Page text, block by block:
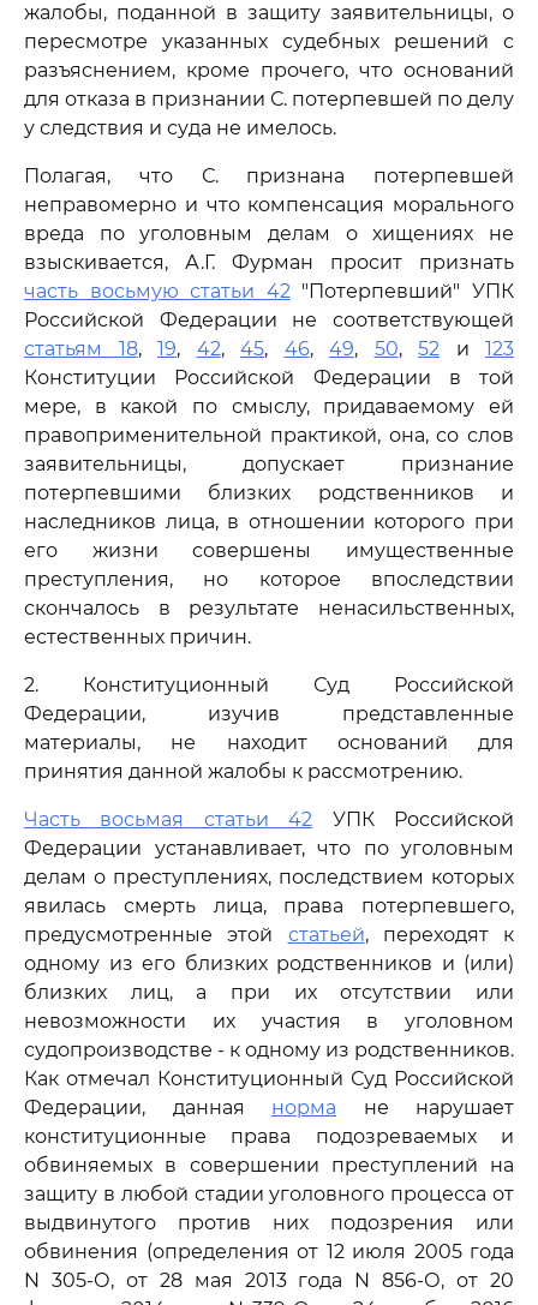
жалобы, поданной в защиту заявительницы, о
пересмотре указанных судебных решений с
разъяснением, кроме прочего, что оснований
для отказа в признании С. потерпевшей по делу
у следствия и суда не имелось.
Полагая, что С. признана потерпевшей
неправомерно и что компенсация морального
вреда по уголовным делам о хищениях не
взыскивается, А.Г. Фурман просит признать
часть восьмую статьи 42"Потерпевший" УПК
Российской Федерации не соответствующей
статьям 18, 19, 42, 45, 46, 49, 50, 52 и 123
Конституции Российской Федерации в той
мере, в какой по смыслу, придаваемому ей
правоприменительной практикой, она, со слов
заявительницы, допускает признание
потерпевшими близких родственников и
наследников лица, в отношении которого при
его жизни совершены имущественные
преступления, но которое впоследствии
скончалось в результате ненасильственных,
естественных причин.
2. Конституционный Суд Российской
Федерации, изучив представленные
материалы, не находит оснований для
принятия данной жалобы к рассмотрению.
Часть восьмая статьи 42 УПК Российской
Федерации устанавливает, что по уголовным
делам о преступлениях, последствием которых
явилась смерть лица, права потерпевшего,
предусмотренные этой статьей, переходят к
одному из его близких родственников и (или)
близких лиц, а при их отсутствии или
невозможности их участия в уголовном
судопроизводстве - к одному из родственников.
Как отмечал Конституционный Суд Российской
Федерации, данная норма не нарушает
конституционные права подозреваемых и
обвиняемых в совершении преступлений на
защиту в любой стадии уголовного процесса от
выдвинутого против них подозрения или
обвинения (определения от 12 июля 2005 года
N 305-О, от 28 мая 2013 года N 856-О, от 20